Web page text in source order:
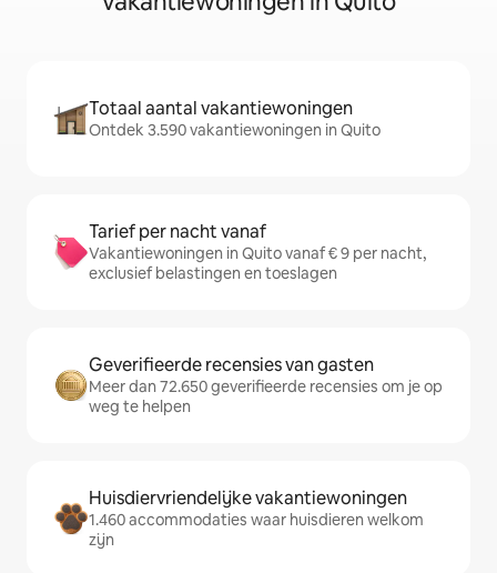
Totaal aantal vakantiewoningen
Ontdek 3.590 vakantiewoningen in Quito
Tarief per nacht vanaf
Vakantiewoningen in Quito vanaf € 9 per nacht,
exclusief belastingen en toeslagen
Geverifieerde recensies van gasten
Meer dan 72.650 geverifieerde recensies om je op
weg te helpen
Huisdiervriendelijke vakantiewoningen
1.460 accommodaties waar huisdieren welkom
zijn